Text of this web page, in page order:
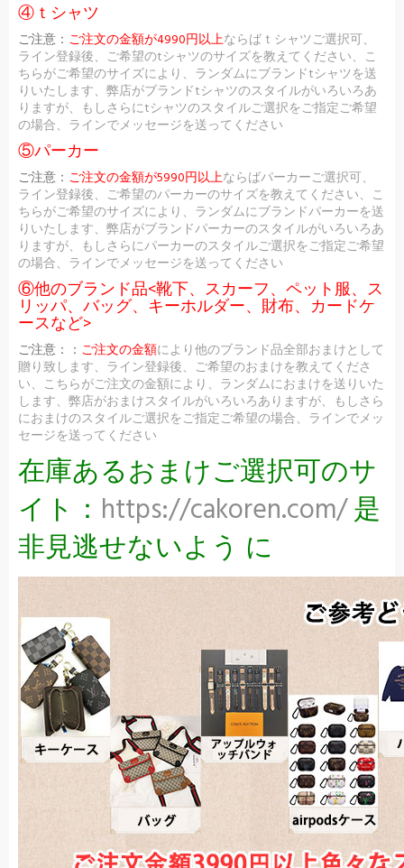
④ｔシャツ
ご注意： ご注文の金額が4990円以上ならばｔシャツご選択可、
ライン登録後、ご希望のtシャツのサイズを教えてください、こ
ちらがご希望のサイズにより、ランダムにブランドtシャツを送
りいたします、弊店がブランドtシャツのスタイルがいろいろあ
りますが、もしさらにtシャツのスタイルご選択をご指定ご希望
の場合、ラインでメッセージを送ってください
⑤パーカー
ご注意： ご注文の金額が5990円以上ならばパーカーご選択可、
ライン登録後、ご希望のパーカーのサイズを教えてください、こ
ちらがご希望のサイズにより、ランダムにブランドパーカーを送
りいたします、弊店がブランドパーカーのスタイルがいろいろあ
りますが、もしさらにパーカーのスタイルご選択をご指定ご希望
の場合、ラインでメッセージを送ってください
⑥他のブランド品<靴下、スカーフ、ペット服、ス
リッパ、バッグ、キーホルダー、財布、カードケ
ースなど>
ご注意：： ご注文の金額により他のブランド品全部おまけとして
贈り致します、ライン登録後、ご希望のおまけを教えてくださ
い、こちらがご注文の金額により、ランダムにおまけを送りいた
します、弊店がおまけスタイルがいろいろありますが、もしさら
におまけのスタイルご選択をご指定ご希望の場合、ラインでメッ
セージを送ってください
在庫あるおまけご選択可のサ
イト： https://cakoren.com/是
非見逃せないよう に